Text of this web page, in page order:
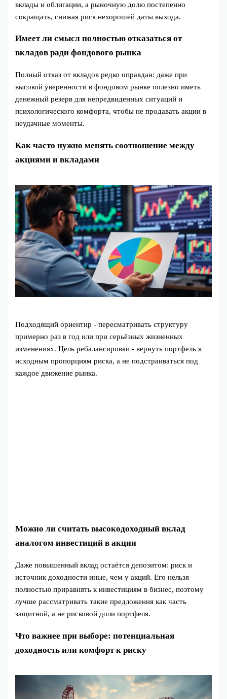
вклады и облигации, а рыночную долю постепенно
сокращать, снижая риск нехорошей даты выхода.
Имеет ли смысл полностью отказаться от
вкладов ради фондового рынка
Полный отказ от вкладов редко оправдан: даже при
высокой уверенности в фондовом рынке полезно иметь
денежный резерв для непредвиденных ситуаций и
психологического комфорта, чтобы не продавать акции в
неудачные моменты.
Как часто нужно менять соотношение между
акциями и вкладами
Подходящий ориентир - пересматривать структуру
примерно раз в год или при серьёзных жизненных
изменениях. Цель ребалансировки - вернуть портфель к
исходным пропорциям риска, а не подстраиваться под
каждое движение рынка.
Можно ли считать высокодоходный вклад
аналогом инвестиций в акции
Даже повышенный вклад остаётся депозитом: риск и
источник доходности иные, чем у акций. Его нельзя
полностью приравнять к инвестициям в бизнес, поэтому
лучше рассматривать такие предложения как часть
защитной, а не рисковой доли портфеля.
Что важнее при выборе: потенциальная
доходность или комфорт к риску